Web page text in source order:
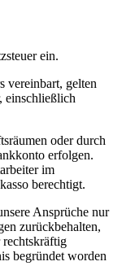
ein.
vereinbart, gelten
einschließlich
oder durch
erfolgen.
im
berechtigt.
Ansprüche nur
zurückbehalten,
rechtskräftig
begründet worden